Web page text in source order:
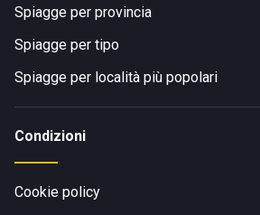
Spiagge per provincia
Spiagge per tipo
Spiagge per località più popolari
Condizioni
Cookie policy